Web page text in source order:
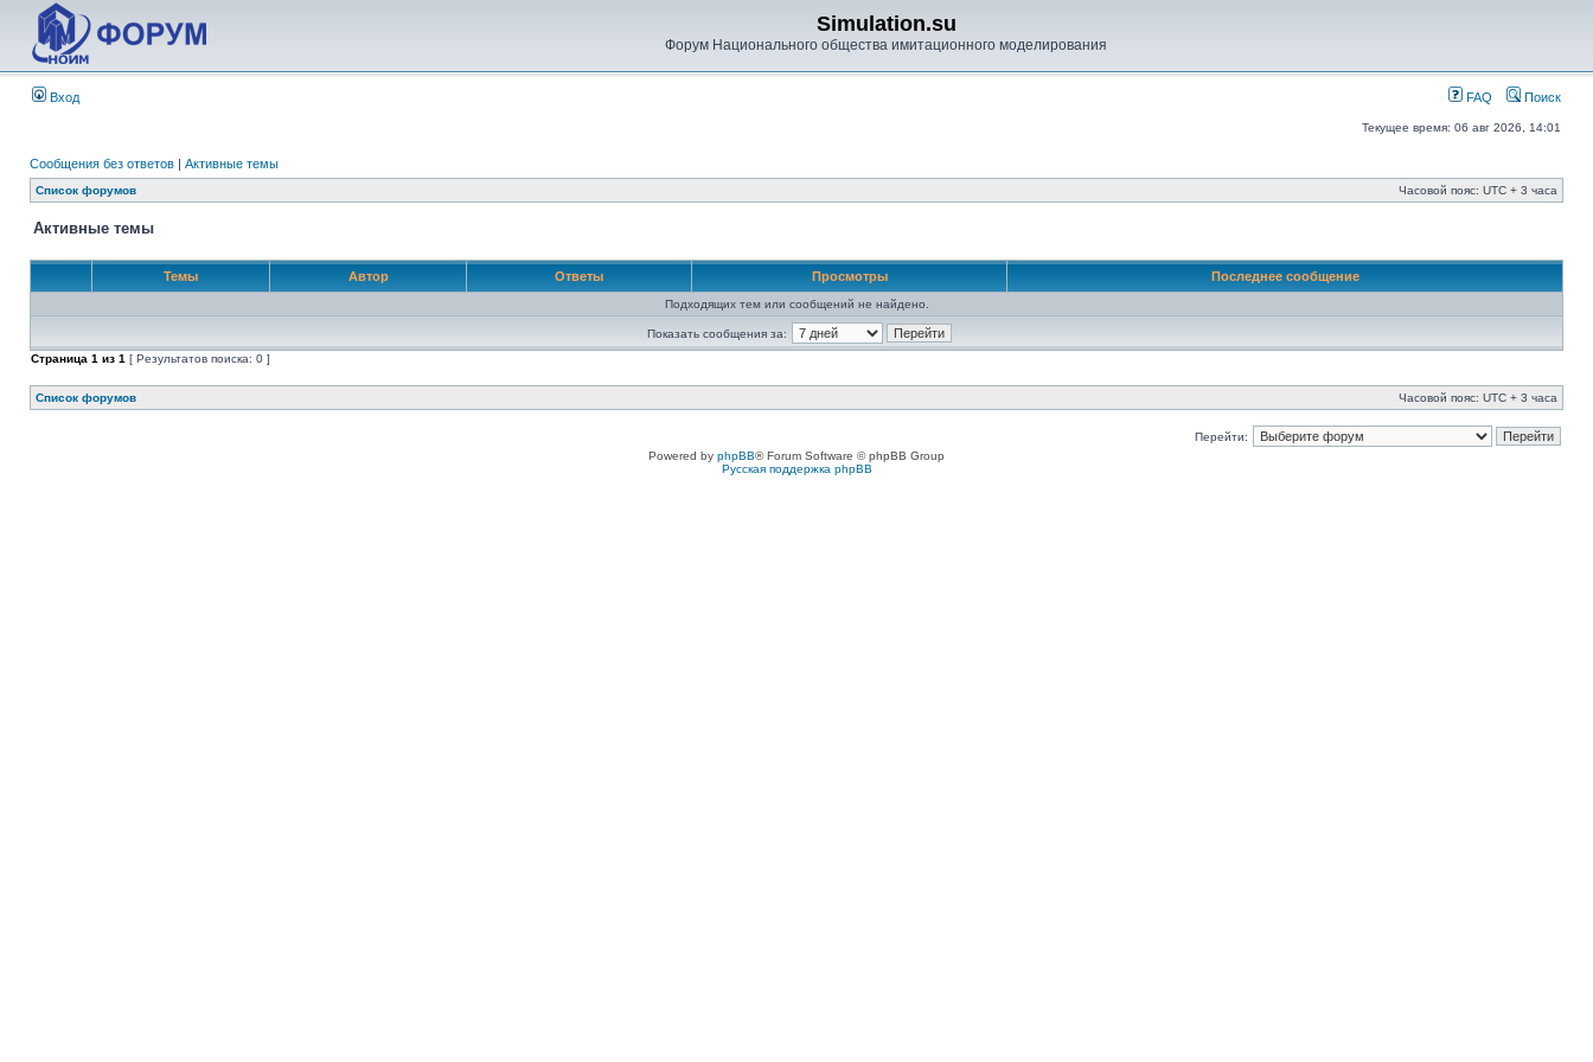
Simulation.su
Форум Национального общества имитационного моделирования
Вход FAQ Поиск
Текущее время: 06 авг 2026, 14:01
Сообщения без ответов | Активные темы
Список форумов Часовой пояс: UTC + 3 часа
Активные темы
Темы Автор Ответы Просмотры Последнее сообщение
Подходящих тем или сообщений не найдено.
Показать сообщения за:
Страница 1 из 1 [ Результатов поиска: 0 ]
Список форумов Часовой пояс: UTC + 3 часа
Перейти:
Powered by phpBB® Forum Software © phpBB Group
Русская поддержка phpBB